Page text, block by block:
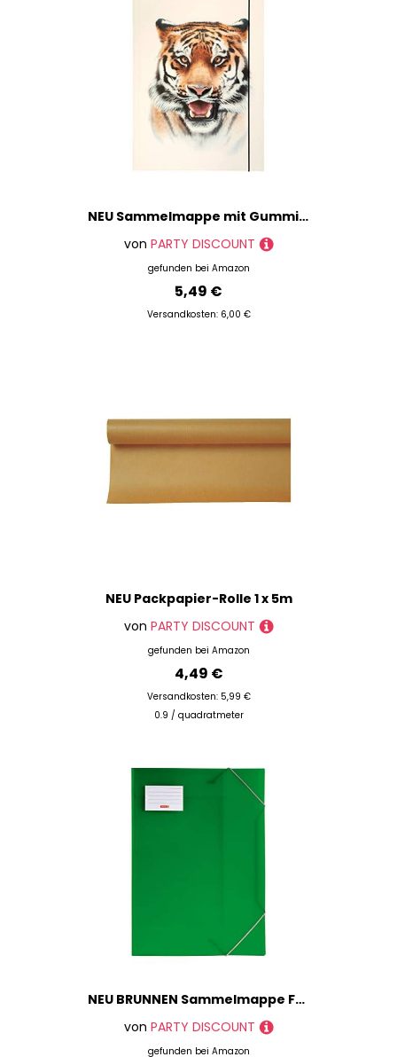
NEU Sammelmappe mit Gummiband, A3, 1 Mappe, BASIC ROARING TIGER/Tigerkopf
von PARTY DISCOUNT
gefunden bei Amazon
5,49 €
Versandkosten: 6,00 €
NEU Packpapier-Rolle 1 x 5m
von PARTY DISCOUNT
gefunden bei Amazon
4,49 €
Versandkosten: 5,99 €
0.9 / quadratmeter
NEU BRUNNEN Sammelmappe FACT!pp DIN A3 aus Kunststoff, grün, mit Gummizug
von PARTY DISCOUNT
gefunden bei Amazon